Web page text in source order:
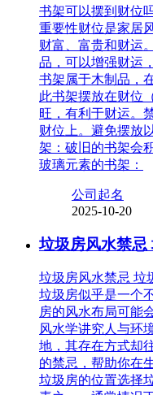
书架可以摆到财位
重要性财位是家居
财富、富贵和财运
品，可以增强财运
书架属于木制品，
此书架摆放在财位
旺，有利于财运。
财位上。避免摆放
架：破旧的书架会
玻璃元素的书架：
公司起名
2025-10-20
垃圾房风水禁忌
垃圾房风水禁忌 垃
垃圾房似乎是一个
房的风水布局可能
风水学讲究人与环
地，其存在方式却
的禁忌，帮助你在
垃圾房的位置选择